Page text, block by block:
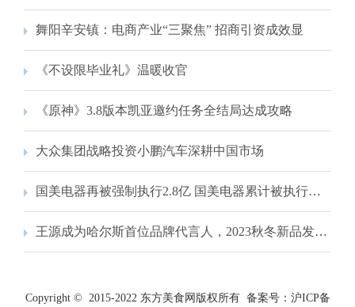
舞阳辛安镇：电商产业“三聚焦” 招商引资成效显
《不设限毕业礼》温暖收官
《原神》3.8版本凯亚邀约任务全结局达成攻略
大众集团战略投资小鹏汽车深耕中国市场
国美电器再被强制执行2.8亿 国美电器累计被执行超11亿
王源成为哈尔斯首位品牌代言人，2023秋冬新品发布会圆满举行
Copyright © 2015-2022 东方美食网版权所有 备案号： 沪ICP备